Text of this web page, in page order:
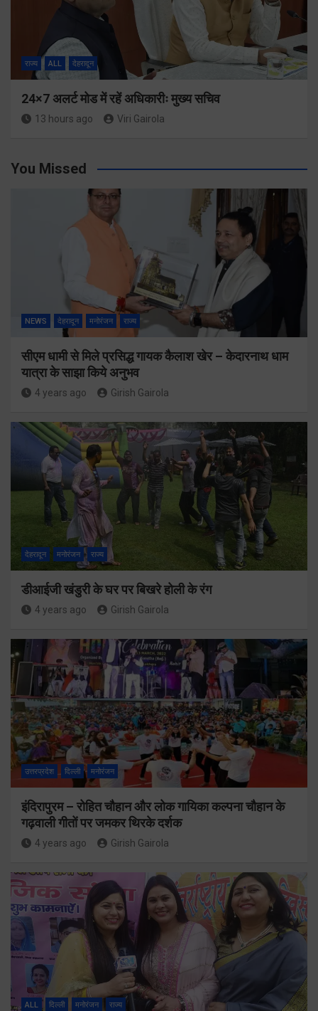
राज्य ALL देहरादून
24×7 अलर्ट मोड में रहें अधिकारीः मुख्य सचिव
13 hours ago Viri Gairola
You Missed
NEWS देहरादून मनोरंजन राज्य
सीएम धामी से मिले प्रसिद्ध गायक कैलाश खेर – केदारनाथ धाम
यात्रा के साझा किये अनुभव
4 years ago Girish Gairola
देहरादून मनोरंजन राज्य
डीआईजी खंडुरी के घर पर बिखरे होली के रंग
4 years ago Girish Gairola
उत्तरप्रदेश दिल्ली मनोरंजन
इंदिरापुरम – रोहित चौहान और लोक गायिका कल्पना चौहान के
गढ़वाली गीतों पर जमकर थिरके दर्शक
4 years ago Girish Gairola
ALL दिल्ली मनोरंजन राज्य